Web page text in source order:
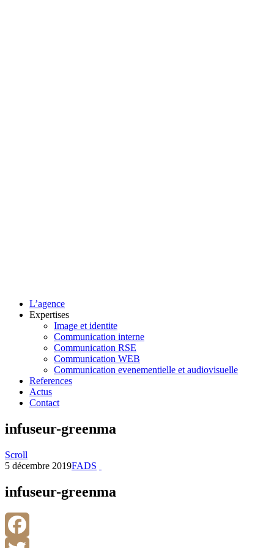
L’agence
Expertises
Image et identite
Communication interne
Communication RSE
Communication WEB
Communication evenementielle et audiovisuelle
References
Actus
Contact
infuseur-greenma
Scroll
5 décembre 2019FADS
infuseur-greenma